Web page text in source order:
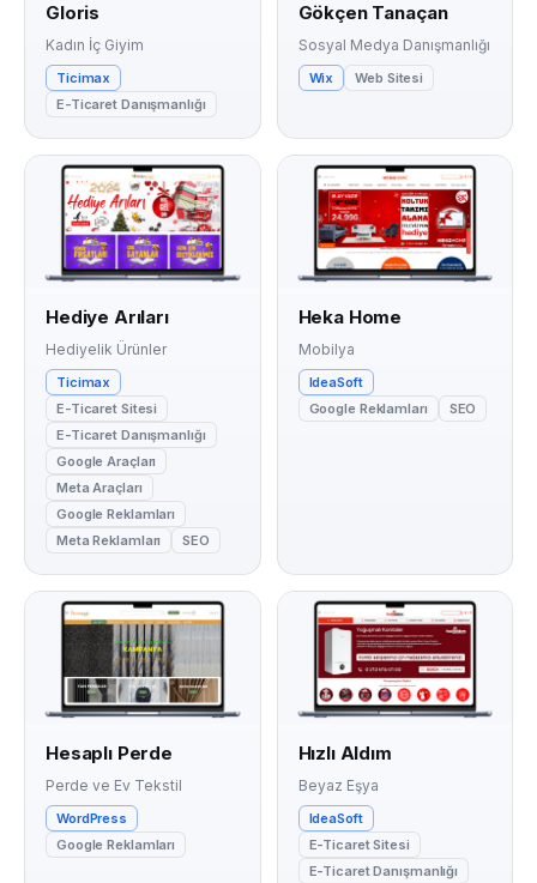
Gloris
Kadın İç Giyim
Ticimax
E-Ticaret Danışmanlığı
Gökçen Tanaçan
Sosyal Medya Danışmanlığı
Wix Web Sitesi
Hediye Arıları
Hediyelik Ürünler
Ticimax
E-Ticaret Sitesi
E-Ticaret Danışmanlığı
Google Araçları
Meta Araçları
Google Reklamları
Meta Reklamları
SEO
Heka Home
Mobilya
IdeaSoft
Google Reklamları
SEO
Hesaplı Perde
Perde ve Ev Tekstil
WordPress
Google Reklamları
Hızlı Aldım
Beyaz Eşya
IdeaSoft
E-Ticaret Sitesi
E-Ticaret Danışmanlığı